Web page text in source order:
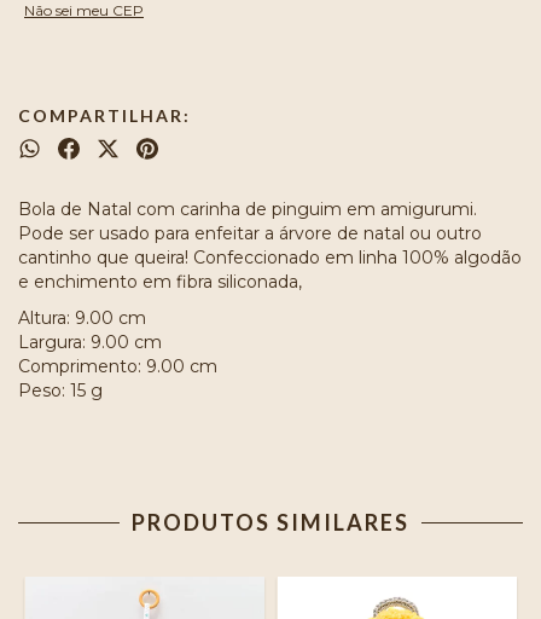
Não sei meu CEP
COMPARTILHAR:
Bola de Natal com carinha de pinguim em amigurumi.
Pode ser usado para enfeitar a árvore de natal ou outro
cantinho que queira! Confeccionado em linha 100% algodão
e enchimento em fibra siliconada,
Altura: 9.00 cm
Largura: 9.00 cm
Comprimento: 9.00 cm
Peso: 15 g
PRODUTOS SIMILARES